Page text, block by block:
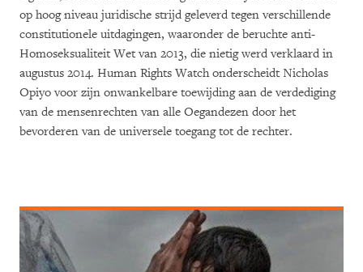
op hoog niveau juridische strijd geleverd tegen verschillende
constitutionele uitdagingen, waaronder de beruchte anti-
Homoseksualiteit Wet van 2013, die nietig werd verklaard in
augustus 2014. Human Rights Watch onderscheidt Nicholas
Opiyo voor zijn onwankelbare toewijding aan de verdediging
van de mensenrechten van alle Oegandezen door het
bevorderen van de universele toegang tot de rechter.